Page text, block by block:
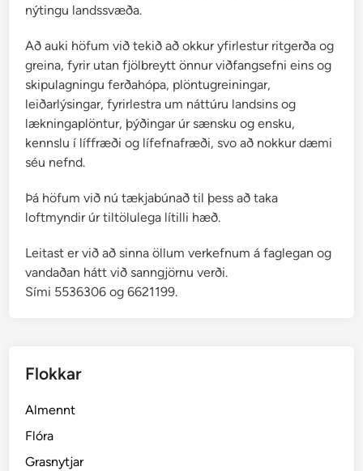
nýtingu landssvæða.
Að auki höfum við tekið að okkur yfirlestur ritgerða og
greina, fyrir utan fjölbreytt önnur viðfangsefni eins og
skipulagningu ferðahópa, plöntugreiningar,
leiðarlýsingar, fyrirlestra um náttúru landsins og
lækningaplöntur, þýðingar úr sænsku og ensku,
kennslu í líffræði og lífefnafræði, svo að nokkur dæmi
séu nefnd.
Þá höfum við nú tækjabúnað til þess að taka
loftmyndir úr tiltölulega lítilli hæð.
Leitast er við að sinna öllum verkefnum á faglegan og
vandaðan hátt við sanngjörnu verði.
Sími 5536306 og 6621199.
Flokkar
Almennt
Flóra
Grasnytjar